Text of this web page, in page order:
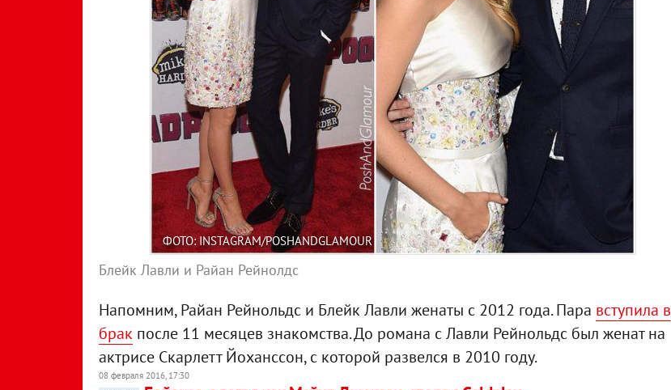
ФОТО: INSTAGRAM/POSHANDGLAMOUR
Блейк Лавли и Райан Рейнолдс
Напомним, Райан Рейнольдс и Блейк Лавли женаты с 2012 года. Пара вступила в
брак после 11 месяцев знакомства. До романа с Лавли Рейнольдс был женат на
актрисе Скарлетт Йоханссон, с которой развелся в 2010 году.
08 февраля 2016, 17:30